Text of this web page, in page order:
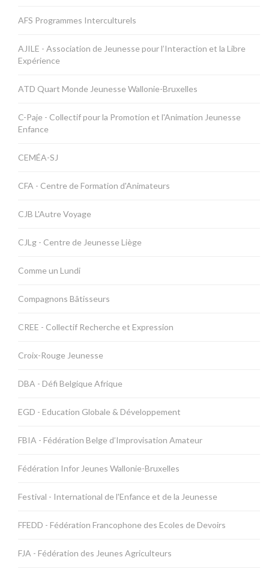
AFS Programmes Interculturels
AJILE - Association de Jeunesse pour l’Interaction et la Libre
Expérience
ATD Quart Monde Jeunesse Wallonie-Bruxelles
C-Paje - Collectif pour la Promotion et l'Animation Jeunesse
Enfance
CEMÉA-SJ
CFA - Centre de Formation d'Animateurs
CJB L'Autre Voyage
CJLg - Centre de Jeunesse Liège
Comme un Lundi
Compagnons Bâtisseurs
CREE - Collectif Recherche et Expression
Croix-Rouge Jeunesse
DBA - Défi Belgique Afrique
EGD - Education Globale & Développement
FBIA - Fédération Belge d’Improvisation Amateur
Fédération Infor Jeunes Wallonie-Bruxelles
Festival - International de l'Enfance et de la Jeunesse
FFEDD - Fédération Francophone des Ecoles de Devoirs
FJA - Fédération des Jeunes Agriculteurs